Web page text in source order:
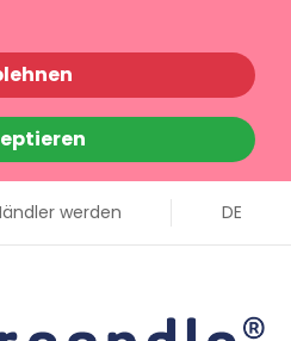
werden DE